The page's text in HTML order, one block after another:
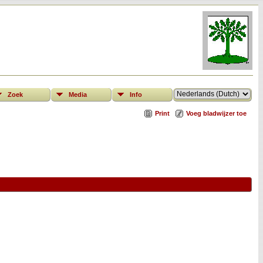
Zoek Media Info
Print Voeg bladwijzer toe